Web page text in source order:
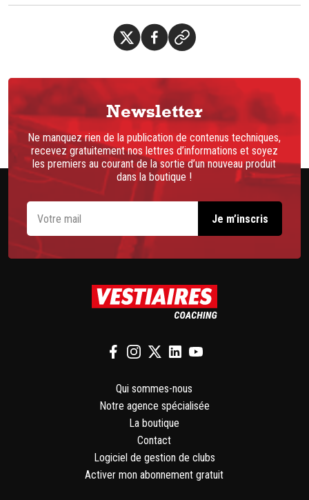
Newsletter
Ne manquez rien de la publication de contenus techniques,
recevez gratuitement nos lettres d’informations et soyez
les premiers au courant de la sortie d’un nouveau produit
dans la boutique !
Qui sommes-nous
Notre agence spécialisée
La boutique
Contact
Logiciel de gestion de clubs
Activer mon abonnement gratuit